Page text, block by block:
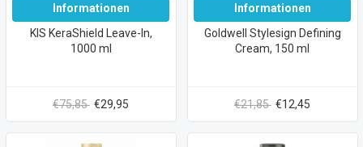
Informationen
KIS KeraShield Leave-In,
1000 ml
€75,85 €29,95
Informationen
Goldwell Stylesign Defining
Cream, 150 ml
€21,85 €12,45